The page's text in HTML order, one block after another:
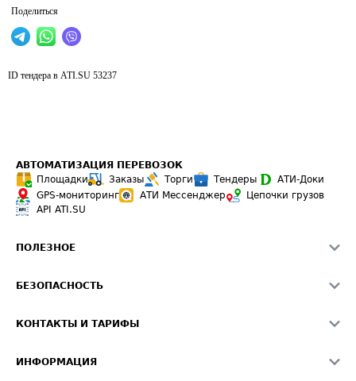
Поделиться
ID тендера в ATI.SU 53237
АВТОМАТИЗАЦИЯ ПЕРЕВОЗОК
Площадки
Заказы Торги Тендеры
АТИ-Доки
GPS-мониторинг
АТИ Мессенджер
Цепочки грузов
API ATI.SU
ПОЛЕЗНОЕ
Звезды ATI.SU на вашем сайте
Средние ставки
БЕЗОПАСНОСТЬ
Светофор+
КОНТАКТЫ И ТАРИФЫ
ИНФОРМАЦИЯ